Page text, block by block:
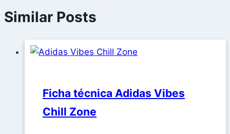
Similar Posts
Ficha técnica Adidas Vibes
Chill Zone